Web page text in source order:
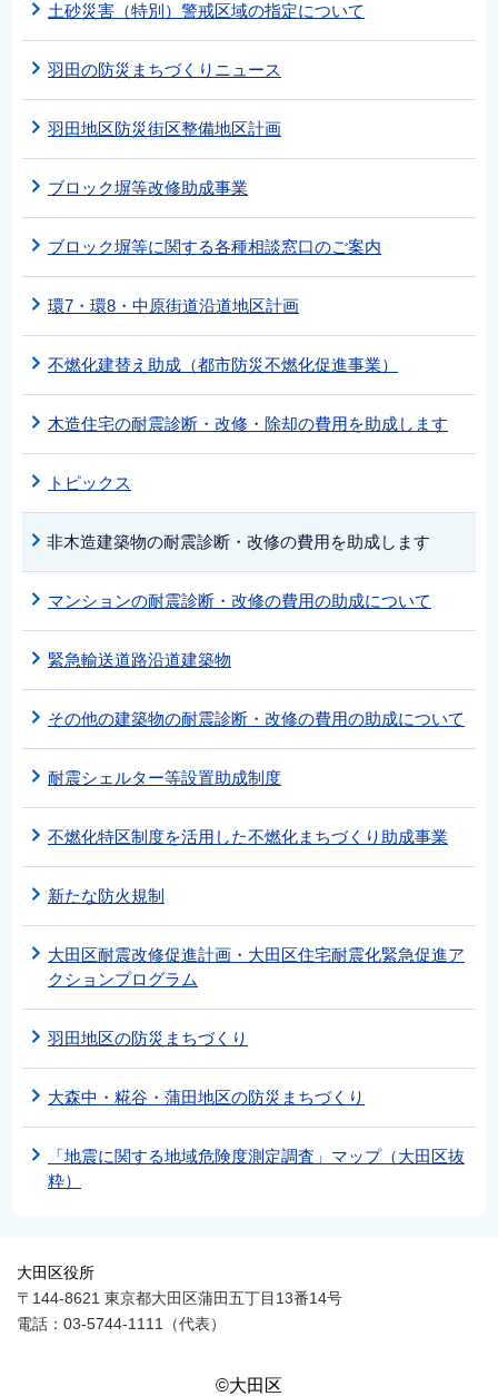
土砂災害（特別）警戒区域の指定について
羽田の防災まちづくりニュース
羽田地区防災街区整備地区計画
ブロック塀等改修助成事業
ブロック塀等に関する各種相談窓口のご案内
環7・環8・中原街道沿道地区計画
不燃化建替え助成（都市防災不燃化促進事業）
木造住宅の耐震診断・改修・除却の費用を助成します
トピックス
非木造建築物の耐震診断・改修の費用を助成します
マンションの耐震診断・改修の費用の助成について
緊急輸送道路沿道建築物
その他の建築物の耐震診断・改修の費用の助成について
耐震シェルター等設置助成制度
不燃化特区制度を活用した不燃化まちづくり助成事業
新たな防火規制
大田区耐震改修促進計画・大田区住宅耐震化緊急促進ア
クションプログラム
羽田地区の防災まちづくり
大森中・糀谷・蒲田地区の防災まちづくり
「地震に関する地域危険度測定調査」マップ（大田区抜
粋）
大田区役所
〒144-8621 東京都大田区蒲田五丁目13番14号
電話：03-5744-1111（代表）
©大田区